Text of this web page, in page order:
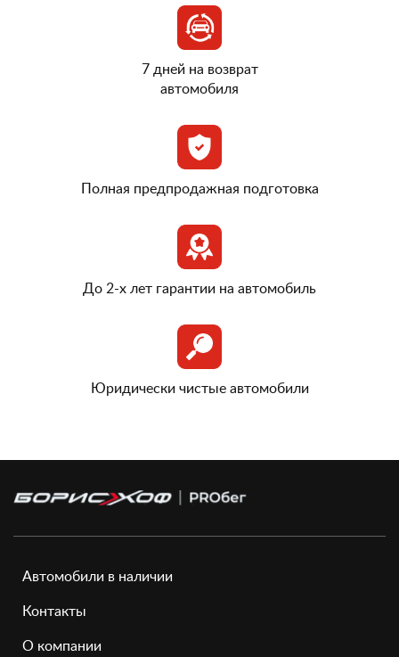
7 дней на возврат
автомобиля
Полная предпродажная подготовка
До 2-х лет гарантии на автомобиль
Юридически чистые автомобили
Автомобили в наличии
Контакты
О компании